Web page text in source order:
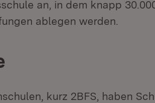
an, in dem knapp
ablegen werden.
kurz 2BFS, haben